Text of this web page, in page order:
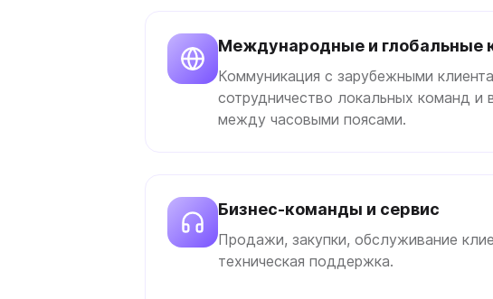
Международные и глобальные
Коммуникация с зарубежными
сотрудничество локальных команд и
между часовыми поясами.
Бизнес-команды и сервис
Продажи, закупки, обслуживание
техническая поддержка.